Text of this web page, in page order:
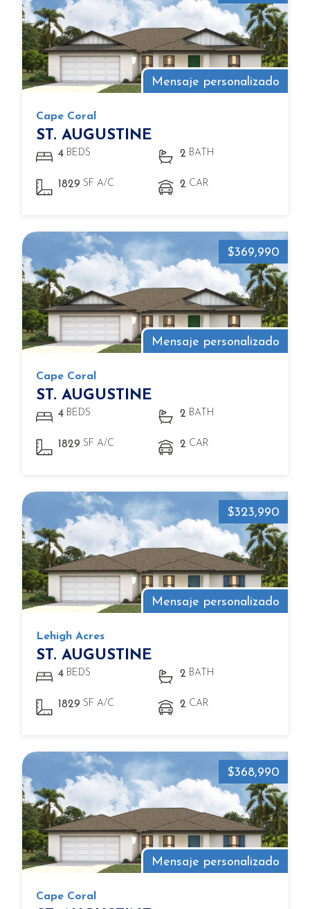
Mensaje personalizado
Cape Coral
ST. AUGUSTINE
4 BEDS 2 BATH
1829 SF A/C 2 CAR
Mensaje personalizado
$369,990
Cape Coral
ST. AUGUSTINE
4 BEDS 2 BATH
1829 SF A/C 2 CAR
Mensaje personalizado
$323,990
Lehigh Acres
ST. AUGUSTINE
4 BEDS 2 BATH
1829 SF A/C 2 CAR
Mensaje personalizado
$368,990
Cape Coral